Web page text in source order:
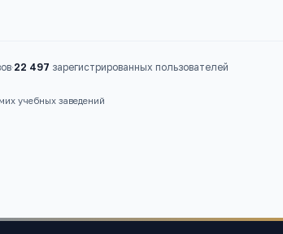
·22 497 зарегистрированных пользователей
учебных заведений